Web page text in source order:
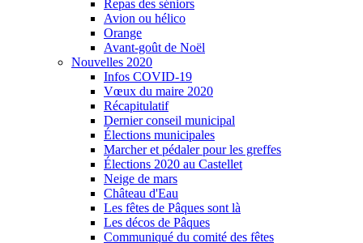
Repas des séniors
Avion ou hélico
Orange
Avant-goût de Noël
Nouvelles 2020
Infos COVID-19
Vœux du maire 2020
Récapitulatif
Dernier conseil municipal
Élections municipales
Marcher et pédaler pour les greffes
Élections 2020 au Castellet
Neige de mars
Château d'Eau
Les fêtes de Pâques sont là
Les décos de Pâques
Communiqué du comité des fêtes